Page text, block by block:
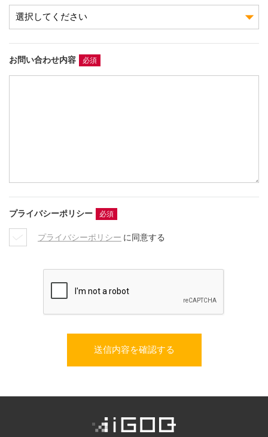
お問い合わせ内容 必須
プライバシーポリシー 必須
プライバシーポリシー に同意する